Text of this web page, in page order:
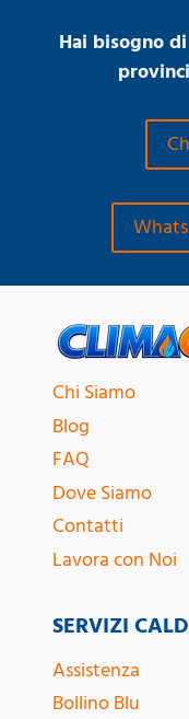
Hai bisogno
Chi Siamo
Blog
FAQ
Dove Siamo
Contatti
Lavora con Noi
SERVIZI
Assistenza
Bollino Blu